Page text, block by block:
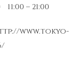
11:00 – 21:00